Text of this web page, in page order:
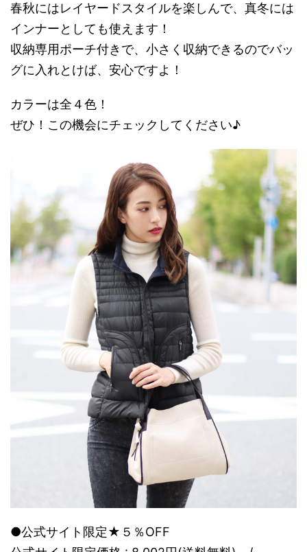
春秋にはレイヤードスタイルを楽しんで、真冬には
インナーとしても使えます！
収納専用ポーチ付きで、小さく収納できるのでバッ
グに入れとけば、安心ですよ！
カラーは全４色！
ぜひ！この機会にチェックしてください♪
●公式サイト限定★５％OFF